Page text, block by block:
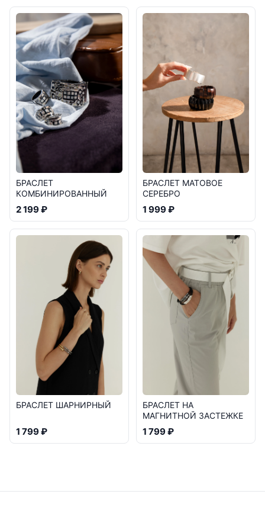
БРАСЛЕТ
КОМБИНИРОВАННЫЙ
2 199 ₽
БРАСЛЕТ МАТОВОЕ
СЕРЕБРО
1 999 ₽
БРАСЛЕТ ШАРНИРНЫЙ
1 799 ₽
БРАСЛЕТ НА
МАГНИТНОЙ ЗАСТЕЖКЕ
1 799 ₽